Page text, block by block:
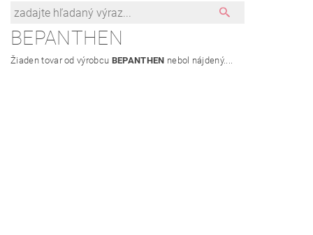
BEPANTHEN
Žiaden tovar od výrobcu BEPANTHEN nebol nájdený....